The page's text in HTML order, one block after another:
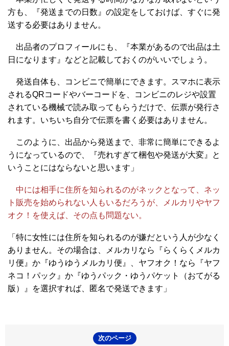
方も、『発送までの日数』の設定をしておけば、すぐに発
送する必要はありません。
出品者のプロフィールにも、『本業があるので出品は土
日になります』などと記載しておくのがいいでしょう。
発送自体も、コンビニで簡単にできます。スマホに表示
されるQRコードやバーコードを、コンビニのレジや設置
されている機械で読み取ってもらうだけで、伝票が発行さ
れます。いちいち自分で伝票を書く必要はありません。
このように、出品から発送まで、非常に簡単にできるよ
うになっているので、『売れすぎて梱包や発送が大変』と
いうことにはならないと思います」
中には相手に住所を知られるのがネックとなって、ネッ
ト販売を始められない人もいるだろうが、メルカリやヤフ
オク！を使えば、その点も問題ない。
「特に女性には住所を知られるのが嫌だという人が少なく
ありません。その場合は、メルカリなら『らくらくメルカ
リ便』か『ゆうゆうメルカリ便』、ヤフオク！なら『ヤフ
ネコ！パック』か『ゆうパック・ゆうパケット（おてがる
版）』を選択すれば、匿名で発送できます」
次のページ